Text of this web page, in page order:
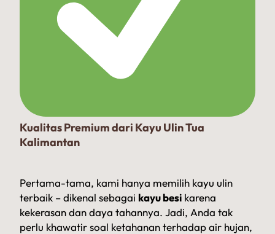
Kualitas Premium dari Kayu Ulin Tua
Kalimantan
Pertama-tama, kami hanya memilih kayu ulin
terbaik – dikenal sebagai kayu besi karena
kekerasan dan daya tahannya. Jadi, Anda tak
perlu khawatir soal ketahanan terhadap air hujan,